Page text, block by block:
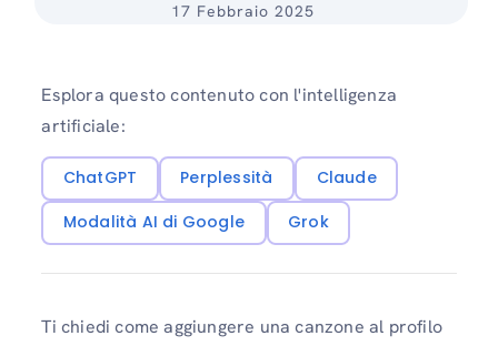
17 Febbraio 2025
Esplora questo contenuto con l'intelligenza
artificiale:
ChatGPT Perplessità
Claude
Modalità AI di Google
Grok
Ti chiedi come aggiungere una canzone al profilo